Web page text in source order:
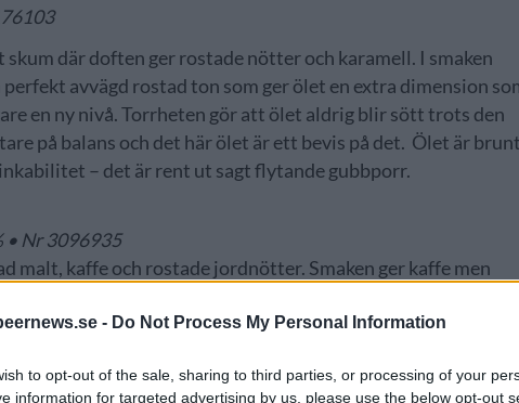
- Do Not Process My Personal Information
to opt-out of the sale, sharing to third parties, or processing of your
information for targeted advertising by us, please use the below opt-out
där doften ger rostade nötter och karamell. I smaken
avvägd rostad ton som ger ölet en extra dimension
en ny nivå. Torrheten gör att ölet aldrig blir sött trots den
på balans och det här ölet är ett bevis på det. Ölet är
– det är rent ut sagt flytande gubbporr.
• Nr 3096935
malt, kaffe och rostade jordnötter. Smaken ger kaffe men
nötter och läder, och avslutar torrt och lätt. Det är en
men den håller ändå en snygg torrhet genom hela
varma dagar. Låt inte färgen avskräcka dig.